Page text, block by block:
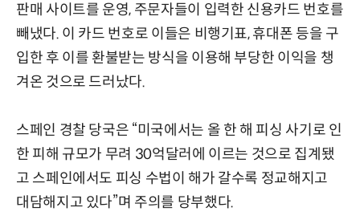
판매 사이트를 운영, 주문자들이 입력한 신용카드 번호를
빼냈다. 이 카드 번호로 이들은 비행기표, 휴대폰 등을 구
입한 후 이를 환불받는 방식을 이용해 부당한 이익을 챙
겨온 것으로 드러났다.
스페인 경찰 당국은 “미국에서는 올 한 해 피싱 사기로 인
한 피해 규모가 무려 30억달러에 이르는 것으로 집계됐
고 스페인에서도 피싱 수법이 해가 갈수록 정교해지고
대담해지고 있다”며 주의를 당부했다.